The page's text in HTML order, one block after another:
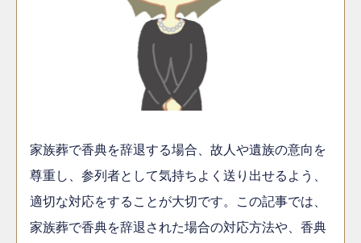
家族葬で香典を辞退する場合、故人や遺族の意向を
尊重し、参列者として気持ちよく送り出せるよう、
適切な対応をすることが大切です。この記事では、
家族葬で香典を辞退された場合の対応方法や、香典